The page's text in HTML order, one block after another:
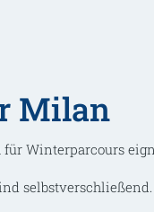
Milan
Winterparcours